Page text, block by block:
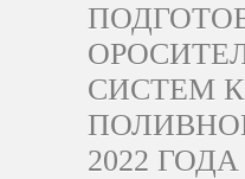
СИСТЕМ К
2022 ГОДА